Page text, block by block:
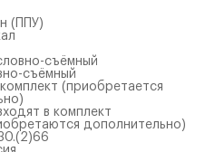
(ППУ)
съёмный
съёмный
(приобретается
в комплект
дополнительно)